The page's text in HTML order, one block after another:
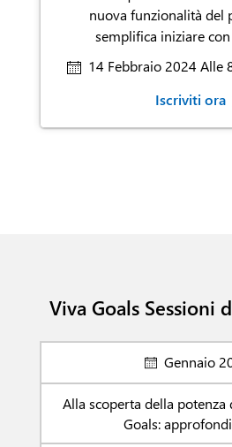
nuova funzionalità del
semplifica iniziare
14 Febbraio 2024 Alle
Iscriviti ora
Viva Goals Sessioni
Gennaio
Alla scoperta della
Goals: